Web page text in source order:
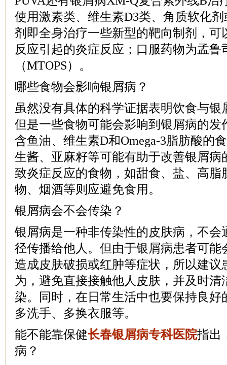
使用激素类、维生素D3类、角质软化
剂即全身治疗一些新型的靶向制剂，可
反应引起的炎症反应；口服药物为孟鲁
（MTOPS）。
哪些食物会影响银屑病？
虽然没有具体的科学证据表明饮食与银
但是一些食物可能会影响到银屑病的发
含鱼油、维生素D和Omega-3脂肪酸的
生酱、亚麻籽等可能有助于改善银屑病
致炎症反应的食物，如甜食、盐、高脂
物、烟酒等则应避免食用。
银屑病会不会传染？
银屑病是一种非传染性的皮肤病，不会
径传播给他人。但由于银屑病患者可能
造成皮肤破损或红肿等症状，所以建议
为，避免直接接触他人皮肤，并及时清
染。同时，在日常生活中也要保持良好
多洗手、多换衣服等。
能不能靠保健长春银屑病专科医院指出
病？